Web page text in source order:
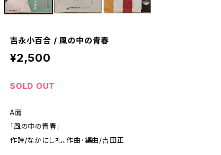
吉永小百合 / 風の中の青春
¥2,500
SOLD OUT
A面
「風の中の青春」
作詩/なかにし礼、作曲･編曲/吉田正